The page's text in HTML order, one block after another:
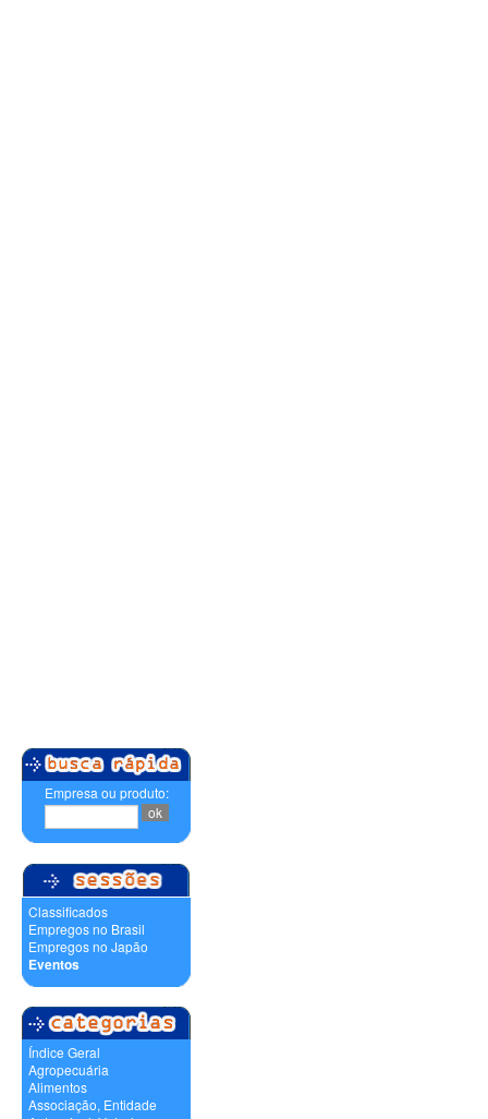
Empresa ou produto:
Classificados
Empregos no Brasil
Empregos no Japão
Eventos
Índice Geral
Agropecuária
Alimentos
Associação, Entidade